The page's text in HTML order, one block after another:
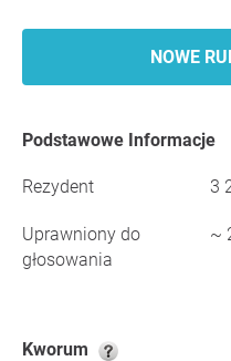
NOWE
Podstawowe Informacje
Rezydent 3
Uprawniony do
głosowania
~
Kworum